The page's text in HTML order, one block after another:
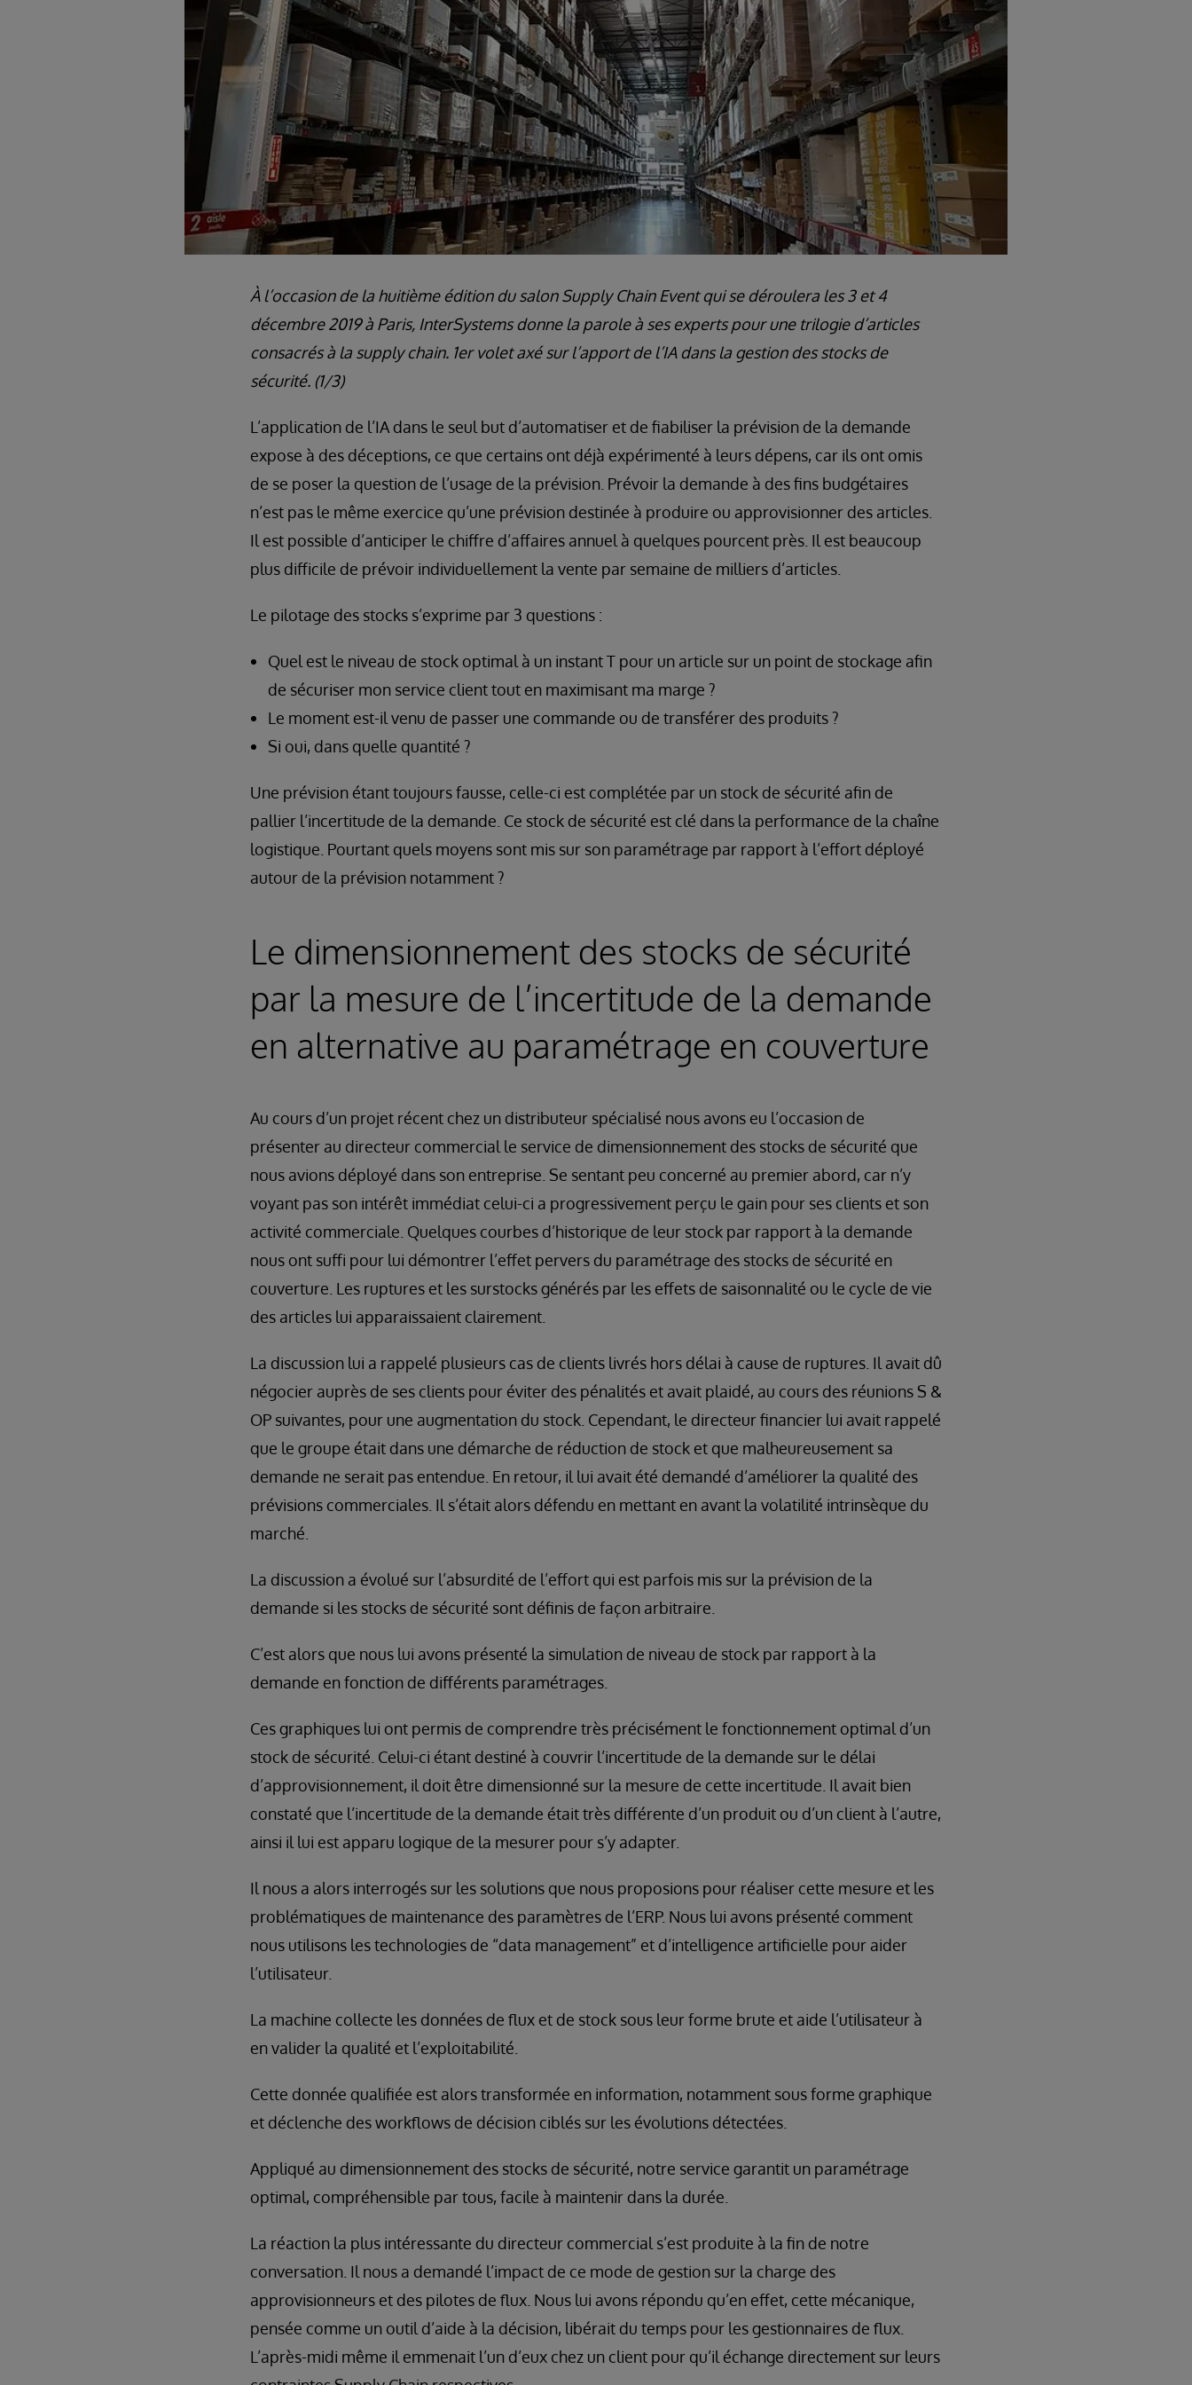
À l’occasion de la huitième édition du salon Supply Chain Event qui se déroulera les 3 et 4
décembre 2019 à Paris, InterSystems donne la parole à ses experts pour une trilogie d’articles
consacrés à la supply chain. 1er volet axé sur l’apport de l’IA dans la gestion des stocks de
sécurité. (1/3)
L’application de l’IA dans le seul but d’automatiser et de fiabiliser la prévision de la demande
expose à des déceptions, ce que certains ont déjà expérimenté à leurs dépens, car ils ont omis
de se poser la question de l’usage de la prévision. Prévoir la demande à des fins budgétaires
n’est pas le même exercice qu’une prévision destinée à produire ou approvisionner des articles.
Il est possible d’anticiper le chiffre d’affaires annuel à quelques pourcent près. Il est beaucoup
plus difficile de prévoir individuellement la vente par semaine de milliers d’articles.
Le pilotage des stocks s’exprime par 3 questions :
Quel est le niveau de stock optimal à un instant T pour un article sur un point de stockage afin
de sécuriser mon service client tout en maximisant ma marge ?
Le moment est-il venu de passer une commande ou de transférer des produits ?
Si oui, dans quelle quantité ?
Une prévision étant toujours fausse, celle-ci est complétée par un stock de sécurité afin de
pallier l’incertitude de la demande. Ce stock de sécurité est clé dans la performance de la chaîne
logistique. Pourtant quels moyens sont mis sur son paramétrage par rapport à l’effort déployé
autour de la prévision notamment ?
Le dimensionnement des stocks de sécurité
par la mesure de l’incertitude de la demande
en alternative au paramétrage en couverture
Au cours d’un projet récent chez un distributeur spécialisé nous avons eu l’occasion de
présenter au directeur commercial le service de dimensionnement des stocks de sécurité que
nous avions déployé dans son entreprise. Se sentant peu concerné au premier abord, car n’y
voyant pas son intérêt immédiat celui-ci a progressivement perçu le gain pour ses clients et son
activité commerciale. Quelques courbes d’historique de leur stock par rapport à la demande
nous ont suffi pour lui démontrer l’effet pervers du paramétrage des stocks de sécurité en
couverture. Les ruptures et les surstocks générés par les effets de saisonnalité ou le cycle de vie
des articles lui apparaissaient clairement.
La discussion lui a rappelé plusieurs cas de clients livrés hors délai à cause de ruptures. Il avait dû
négocier auprès de ses clients pour éviter des pénalités et avait plaidé, au cours des réunions S &
OP suivantes, pour une augmentation du stock. Cependant, le directeur financier lui avait rappelé
que le groupe était dans une démarche de réduction de stock et que malheureusement sa
demande ne serait pas entendue. En retour, il lui avait été demandé d’améliorer la qualité des
prévisions commerciales. Il s’était alors défendu en mettant en avant la volatilité intrinsèque du
marché.
La discussion a évolué sur l’absurdité de l’effort qui est parfois mis sur la prévision de la
demande si les stocks de sécurité sont définis de façon arbitraire.
C’est alors que nous lui avons présenté la simulation de niveau de stock par rapport à la
demande en fonction de différents paramétrages.
Ces graphiques lui ont permis de comprendre très précisément le fonctionnement optimal d’un
stock de sécurité. Celui-ci étant destiné à couvrir l’incertitude de la demande sur le délai
d’approvisionnement, il doit être dimensionné sur la mesure de cette incertitude. Il avait bien
constaté que l’incertitude de la demande était très différente d’un produit ou d’un client à l’autre,
ainsi il lui est apparu logique de la mesurer pour s’y adapter.
Il nous a alors interrogés sur les solutions que nous proposions pour réaliser cette mesure et les
problématiques de maintenance des paramètres de l’ERP. Nous lui avons présenté comment
nous utilisons les technologies de “data management” et d’intelligence artificielle pour aider
l’utilisateur.
La machine collecte les données de flux et de stock sous leur forme brute et aide l’utilisateur à
en valider la qualité et l’exploitabilité.
Cette donnée qualifiée est alors transformée en information, notamment sous forme graphique
et déclenche des workflows de décision ciblés sur les évolutions détectées.
Appliqué au dimensionnement des stocks de sécurité, notre service garantit un paramétrage
optimal, compréhensible par tous, facile à maintenir dans la durée.
La réaction la plus intéressante du directeur commercial s’est produite à la fin de notre
conversation. Il nous a demandé l’impact de ce mode de gestion sur la charge des
approvisionneurs et des pilotes de flux. Nous lui avons répondu qu’en effet, cette mécanique,
pensée comme un outil d’aide à la décision, libérait du temps pour les gestionnaires de flux.
L’après-midi même il emmenait l’un d’eux chez un client pour qu’il échange directement sur leurs